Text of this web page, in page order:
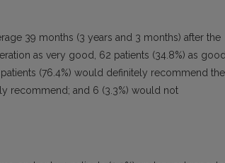
39 months (3 years and 3 months) after the
as very good, 62 patients (34.8%) as
patients (76.4%) would definitely recommend the
recommend; and 6 (3.3%) would not